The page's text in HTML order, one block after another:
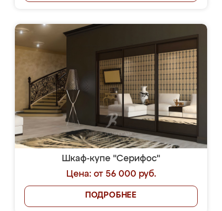
Шкаф-купе "Серифос"
Цена: от 56 000 руб.
ПОДРОБНЕЕ